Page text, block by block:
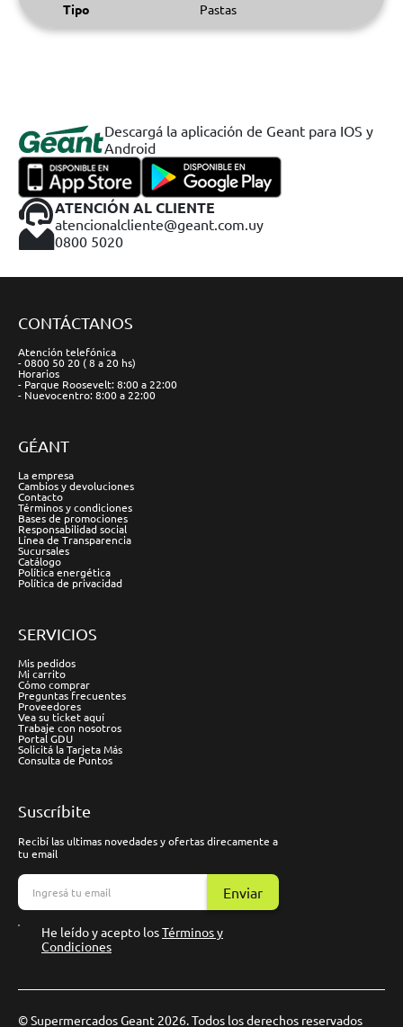
Tipo Pastas
Descargá la aplicación de Geant para IOS y
Android
ATENCIÓN AL CLIENTE
atencionalcliente@geant.com.uy
0800 5020
CONTÁCTANOS
Atención telefónica
- 0800 50 20 ( 8 a 20 hs)
Horarios
- Parque Roosevelt: 8:00 a 22:00
- Nuevocentro: 8:00 a 22:00
GÉANT
La empresa
Cambios y devoluciones
Contacto
Términos y condiciones
Bases de promociones
Responsabilidad social
Línea de Transparencia
Sucursales
Catálogo
Política energética
Política de privacidad
SERVICIOS
Mis pedidos
Mi carrito
Cómo comprar
Preguntas frecuentes
Proveedores
Vea su ticket aquí
Trabaje con nosotros
Portal GDU
Solicitá la Tarjeta Más
Consulta de Puntos
Suscríbite
Recibí las ultimas novedades y ofertas direcamente a
tu email
Enviar
He leído y acepto losTérminos y
Condiciones
© Supermercados Geant 2026. Todos los derechos reservados